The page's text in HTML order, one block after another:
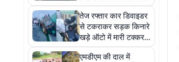
ही मुश्किल खड़ी करते हैं व
फिर उसी के पीछे भागते हैं
तेज रफ्तार कार डिवाइडर
से टकराकर सड़क किनारे
खड़े ऑटो में मारी टक्कर,
चालक समेत पांच घायल
एमडीएम की दाल में